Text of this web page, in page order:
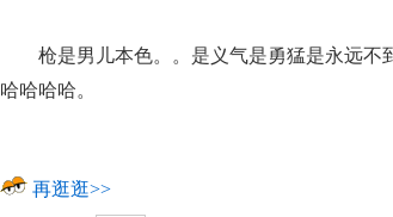
枪是男儿本色。。是义气是勇猛是永远不
哈哈哈哈。
再逛逛>>